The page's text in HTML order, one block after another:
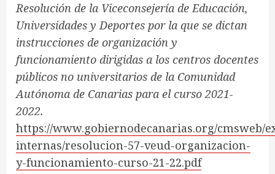
Resolución de la Viceconsejería de Educación,
Universidades y Deportes por la que se dictan
instrucciones de organización y
funcionamiento dirigidas a los centros docentes
públicos no universitarios de la Comunidad
Autónoma de Canarias para el curso 2021-
2022.
https://www.gobiernodecanarias.org/cmsweb/
internas/resolucion-57-veud-organizacion-
y-funcionamiento-curso-21-22.pdf